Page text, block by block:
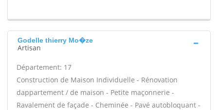
Godelle thierry Mo�ze
Artisan
Département: 17
Construction de Maison Individuelle - Rénovation
dappartement / de maison - Petite maçonnerie -
Ravalement de façade - Cheminée - Pavé autobloquant -